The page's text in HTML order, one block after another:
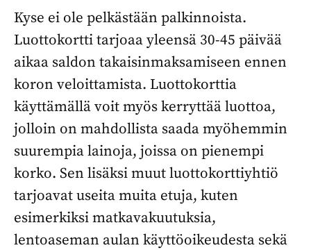
Kyse ei ole pelkästään palkinnoista.
Luottokortti tarjoaa yleensä 30-45 päivää
aikaa saldon takaisinmaksamiseen ennen
koron veloittamista. Luottokorttia
käyttämällä voit myös kerryttää luottoa,
jolloin on mahdollista saada myöhemmin
suurempia lainoja, joissa on pienempi
korko. Sen lisäksi muut luottokorttiyhtiö
tarjoavat useita muita etuja, kuten
esimerkiksi matkavakuutuksia,
lentoaseman aulan käyttöoikeudesta sekä